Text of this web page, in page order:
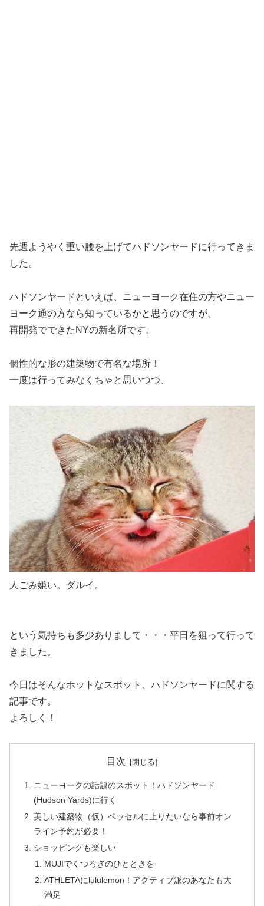
先週ようやく重い腰を上げてハドソンヤードに行ってきま
した。
ハドソンヤードといえば、ニューヨーク在住の方やニュー
ヨーク通の方なら知っているかと思うのですが、
再開発でできたNYの新名所です。
個性的な形の建築物で有名な場所！
一度は行ってみなくちゃと思いつつ、
人ごみ嫌い。ダルイ 。
という気持ちも多少ありまして・・・平日を狙って行って
きました。
今日はそんなホットなスポット、ハドソンヤードに関する
記事です。
よろしく！
目次
ニューヨークの話題のスポット！ハドソンヤード
(Hudson Yards)に行く
美しい建築物（仮）ベッセルに上りたいなら事前オン
ライン予約が必要！
ショッピングも楽しい
MUJIでくつろぎのひとときを
ATHLETAにlululemon！アクティブ派のあなたも大
満足